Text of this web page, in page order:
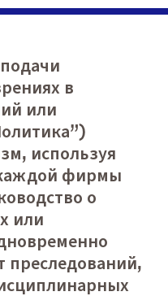
в
или
используя
фирмы
о
или
преследований,